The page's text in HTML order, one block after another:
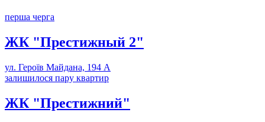
перша черга
ЖК "Престижный 2"
ул. Героїв Майдана, 194 А
залишилося пару квартир
ЖК "Престижний"